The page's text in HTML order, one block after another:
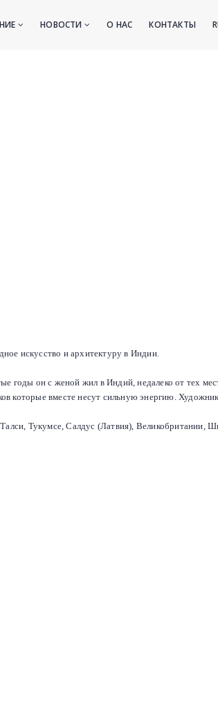
НОВОСТИ О НАС КОНТАКТЫ
искусство и архитектуру в Индии.
годы он с женой жил в Индий, недалеко от тех
которые вместе несут сильную энергию.
Тукумсе, Салдус (Латвия),